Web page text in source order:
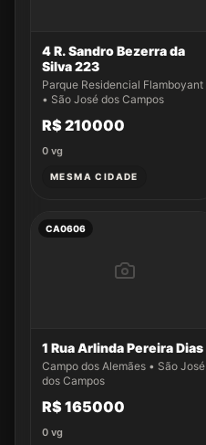
4 R. Sandro Bezerra da
Silva 223
Parque Residencial Flamboyant
• São José dos Campos
R$ 210000
0 vg
MESMA CIDADE
CA0606
1 Rua Arlinda Pereira Dias
Campo dos Alemães • São José
dos Campos
R$ 165000
0 vg